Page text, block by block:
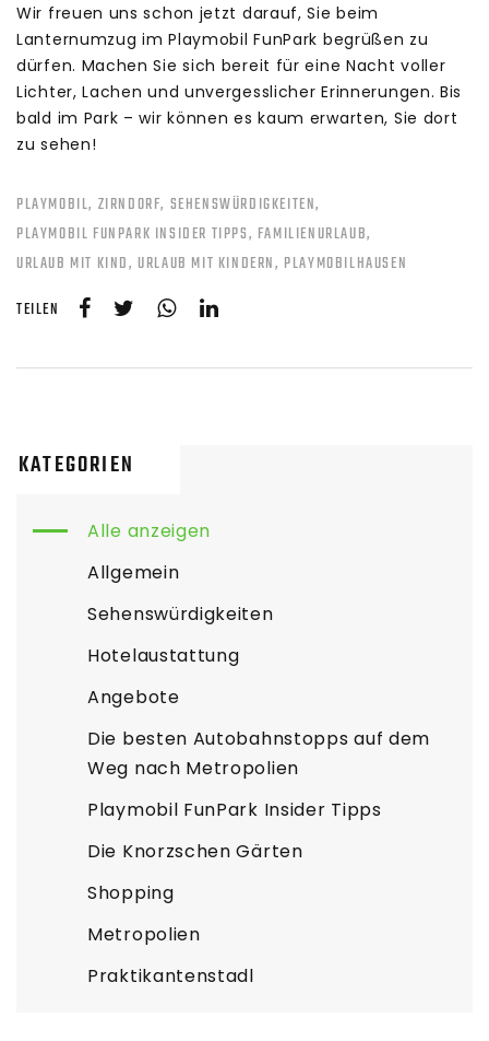
Wir freuen uns schon jetzt darauf, Sie beim
Lanternumzug im Playmobil FunPark begrüßen zu
dürfen. Machen Sie sich bereit für eine Nacht voller
Lichter, Lachen und unvergesslicher Erinnerungen. Bis
bald im Park – wir können es kaum erwarten, Sie dort
zu sehen!
PLAYMOBIL ZIRNDORF SEHENSWÜRDIGKEITEN
PLAYMOBIL FUNPARK INSIDER TIPPS FAMILIENURLAUB
URLAUB MIT KIND URLAUB MIT KINDERN PLAYMOBILHAUSEN
TEILEN
KATEGORIEN
Alle anzeigen
Allgemein
Sehenswürdigkeiten
Hotelaustattung
Angebote
Die besten Autobahnstopps auf dem
Weg nach Metropolien
Playmobil FunPark Insider Tipps
Die Knorzschen Gärten
Shopping
Metropolien
Praktikantenstadl